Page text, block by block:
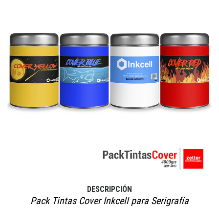
DESCRIPCIÓN
Pack Tintas Cover Inkcell para Serigrafía